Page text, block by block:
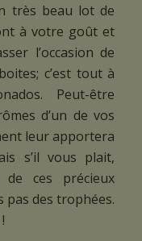
très beau lot de
à votre goût et
l’occasion de
c’est tout à
Peut-être
d’un de vos
leur apportera
s’il vous plait,
ces précieux
pas des trophées.